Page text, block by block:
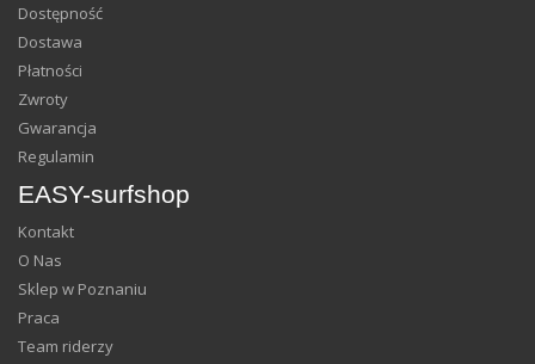
Dostępność
Dostawa
Płatności
Zwroty
Gwarancja
Regulamin
EASY-surfshop
Kontakt
O Nas
Sklep w Poznaniu
Praca
Team riderzy